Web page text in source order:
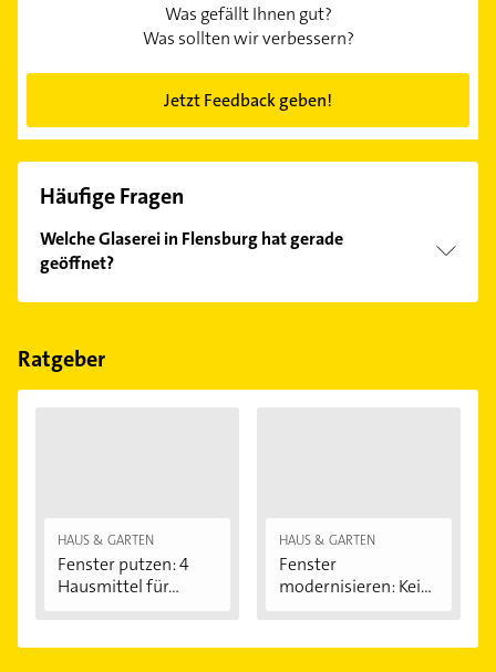
Was gefällt Ihnen gut?
Was sollten wir verbessern?
Jetzt Feedback geben!
Häufige Fragen
Welche Glaserei in Flensburg hat gerade
geöffnet?
Im Anbieter-Bereich finden Sie alleÖffnungszeiten.
Feiertagen abweichen können.
Ratgeber
HAUS & GARTEN
Fenster putzen: 4
Hausmittel für...
HAUS & GARTEN
Fenster
modernisieren: Kein